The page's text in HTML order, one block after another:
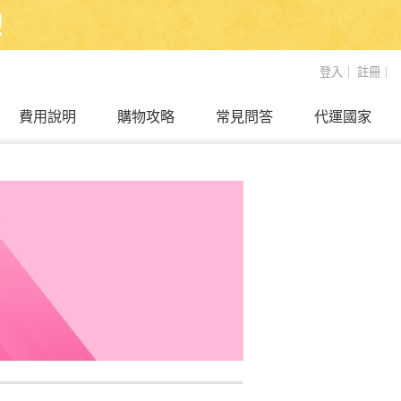
登入 註冊
代運國家
常見問答
購物攻略
費用說明